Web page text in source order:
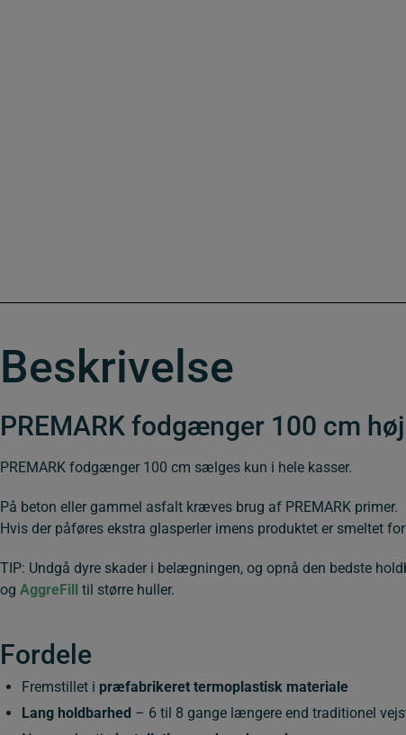
Beskrivelse
PREMARK fodgænger 100 cm
PREMARK fodgænger 100 cm sælges kun i hele kasser.
På beton eller gammel asfalt kræves brug af PREMARK primer.
Hvis der påføres ekstra glasperler imens produktet er smeltet
TIP: Undgå dyre skader i belægningen, og opnå den bedste
og AggreFill til større huller.
Fordele
Fremstillet i præfabrikeret termoplastisk materiale
Lang holdbarhed – 6 til 8 gange længere end traditionel